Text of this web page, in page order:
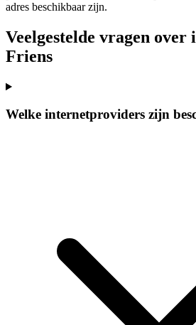
adres beschikbaar zijn.
Veelgestelde vragen
Friens
Welke internetproviders zijn